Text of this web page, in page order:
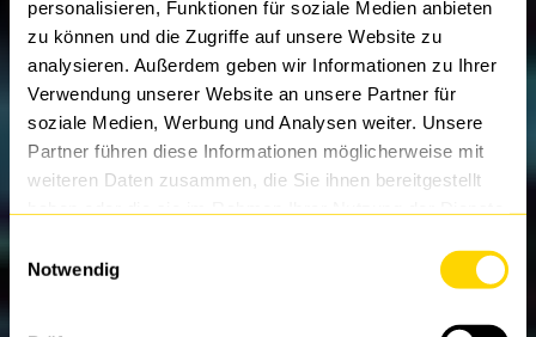
personalisieren, Funktionen für soziale Medien anbieten
zu können und die Zugriffe auf unsere Website zu
analysieren. Außerdem geben wir Informationen zu Ihrer
Verwendung unserer Website an unsere Partner für
soziale Medien, Werbung und Analysen weiter. Unsere
Partner führen diese Informationen möglicherweise mit
weiteren Daten zusammen, die Sie ihnen bereitgestellt
Notwendig